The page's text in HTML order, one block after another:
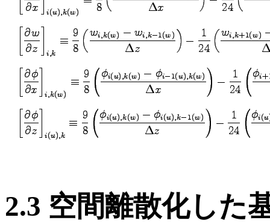
2.3 空間離散化した